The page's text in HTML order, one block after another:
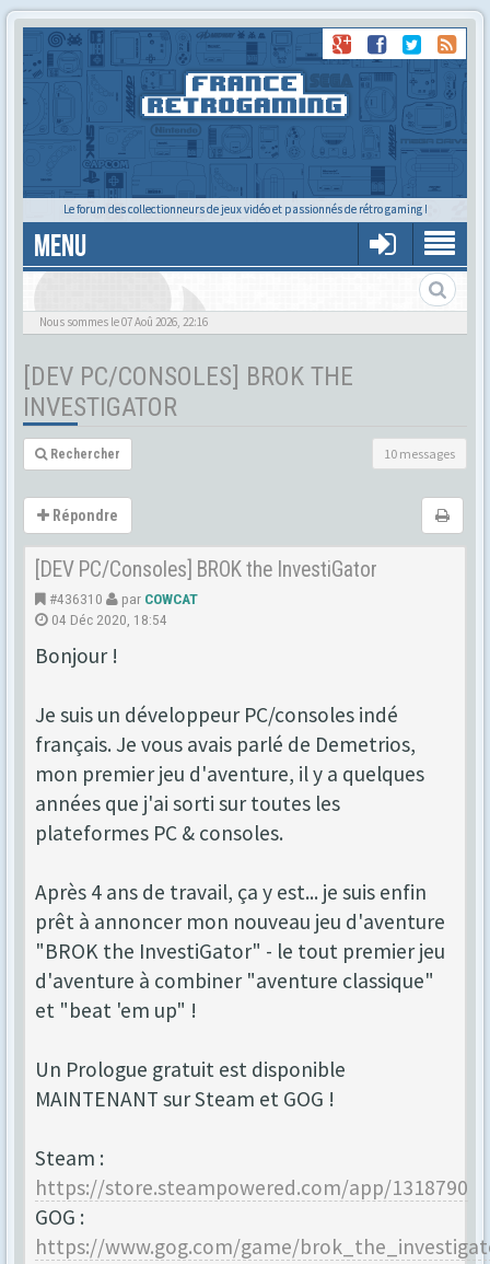
Le forum des collectionneurs de jeux vidéo et passionnés de rétro gaming !
MENU
Nous sommes le 07 Aoû 2026, 22:16
[DEV PC/CONSOLES] BROK THE
INVESTIGATOR
10 messages
Rechercher
Répondre
[DEV PC/Consoles] BROK the InvestiGator
#436310 par COWCAT
04 Déc 2020, 18:54
Bonjour !
Je suis un développeur PC/consoles indé
français. Je vous avais parlé de Demetrios,
mon premier jeu d'aventure, il y a quelques
années que j'ai sorti sur toutes les
plateformes PC & consoles.
Après 4 ans de travail, ça y est... je suis enfin
prêt à annoncer mon nouveau jeu d'aventure
"BROK the InvestiGator" - le tout premier jeu
d'aventure à combiner "aventure classique"
et "beat 'em up" !
Un Prologue gratuit est disponible
MAINTENANT sur Steam et GOG !
Steam :
https://store.steampowered.com/app/1318790
GOG :
https://www.gog.com/game/